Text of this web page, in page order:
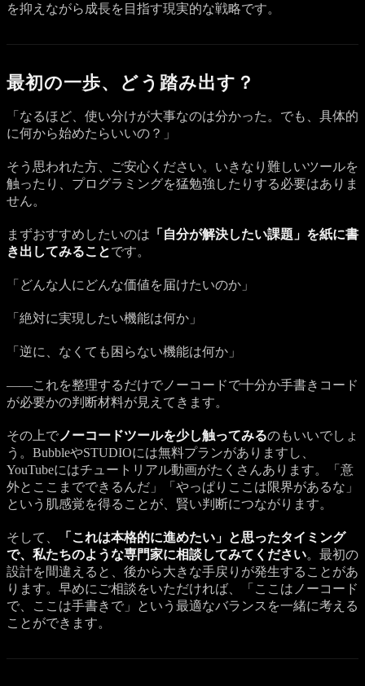
を抑えながら成長を目指す現実的な戦略です。
最初の一歩、どう踏み出す？
「なるほど、使い分けが大事なのは分かった。でも、具体的
に何から始めたらいいの？」
そう思われた方、ご安心ください。いきなり難しいツールを
触ったり、プログラミングを猛勉強したりする必要はありま
せん。
まずおすすめしたいのは 「自分が解決したい課題」を紙に書
き出してみることです。
「どんな人にどんな価値を届けたいのか」
「絶対に実現したい機能は何か」
「逆に、なくても困らない機能は何か」
——これを整理するだけでノーコードで十分か手書きコード
が必要かの判断材料が見えてきます。
その上で ノーコードツールを少し触ってみるのもいいでしょ
う。BubbleやSTUDIOには無料プランがありますし、
YouTubeにはチュートリアル動画がたくさんあります。「意
外とここまでできるんだ」「やっぱりここは限界があるな」
という肌感覚を得ることが、賢い判断につながります。
そして、
「これは本格的に進めたい」と思ったタイミング
で、私たちのような専門家に相談してみてください。最初の
設計を間違えると、後から大きな手戻りが発生することがあ
ります。早めにご相談をいただければ、「ここはノーコード
で、ここは手書きで」という最適なバランスを一緒に考える
ことができます。